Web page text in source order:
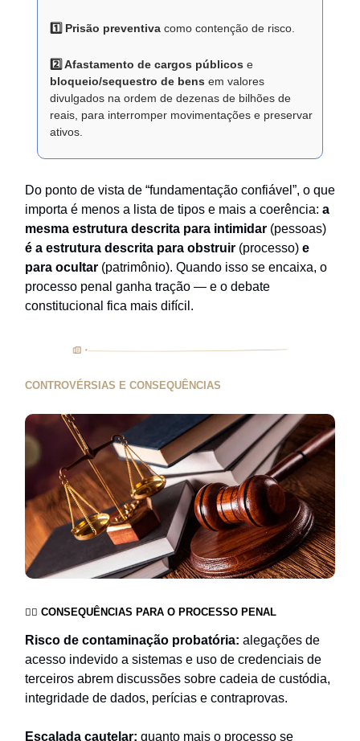
1️⃣ Prisão preventiva como contenção de risco.
2️⃣ Afastamento de cargos públicos e
bloqueio/sequestro de bens em valores
divulgados na ordem de dezenas de bilhões de
reais, para interromper movimentações e preservar
ativos.
Do ponto de vista de “fundamentação confiável”, o que
importa é menos a lista de tipos e mais a coerência: a
mesma estrutura descrita para intimidar (pessoas)
é a estrutura descrita para obstruir (processo) e
para ocultar (patrimônio). Quando isso se encaixa, o
processo penal ganha tração — e o debate
constitucional fica mais difícil.
CONTROVÉRSIAS E CONSEQUÊNCIAS
👉🏻 CONSEQUÊNCIAS PARA O PROCESSO PENAL
Risco de contaminação probatória: alegações de
acesso indevido a sistemas e uso de credenciais de
terceiros abrem discussões sobre cadeia de custódia,
integridade de dados, perícias e contraprovas.
Escalada cautelar: quanto mais o processo se